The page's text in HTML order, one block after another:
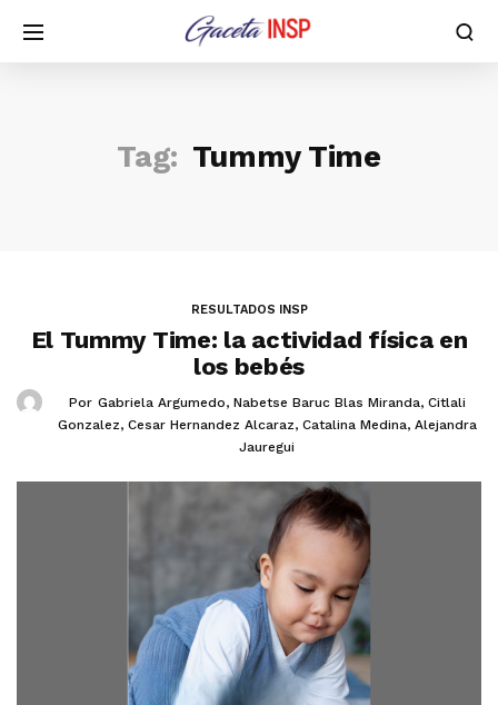
Tag: Tummy Time
RESULTADOS INSP
El Tummy Time: la actividad física en
los bebés
Por Gabriela Argumedo, Nabetse Baruc Blas Miranda, Citlali
Gonzalez, Cesar Hernandez Alcaraz, Catalina Medina, Alejandra
Jauregui